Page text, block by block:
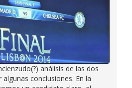
análisis de las dos
conclusiones. En la